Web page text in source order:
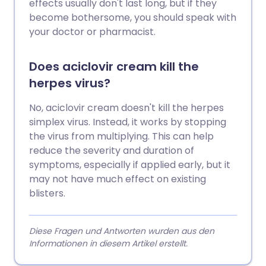
effects usually don't last long, but if they
become bothersome, you should speak with
your doctor or pharmacist.
Does aciclovir cream kill the
herpes virus?
No, aciclovir cream doesn't kill the herpes
simplex virus. Instead, it works by stopping
the virus from multiplying. This can help
reduce the severity and duration of
symptoms, especially if applied early, but it
may not have much effect on existing
blisters.
Diese Fragen und Antworten wurden aus den
Informationen in diesem Artikel erstellt.